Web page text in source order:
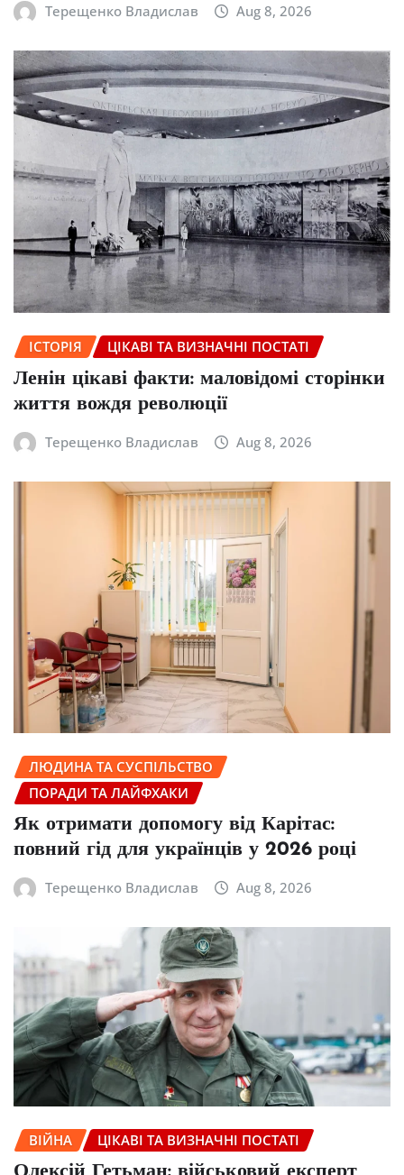
Терещенко Владислав Aug 8, 2026
ІСТОРІЯ ЦІКАВІ ТА ВИЗНАЧНІ ПОСТАТІ
Ленін цікаві факти: маловідомі сторінки
життя вождя революції
Терещенко Владислав Aug 8, 2026
ЛЮДИНА ТА СУСПІЛЬСТВО
ПОРАДИ ТА ЛАЙФХАКИ
Як отримати допомогу від Карітас:
повний гід для українців у 2026 році
Терещенко Владислав Aug 8, 2026
ВІЙНА ЦІКАВІ ТА ВИЗНАЧНІ ПОСТАТІ